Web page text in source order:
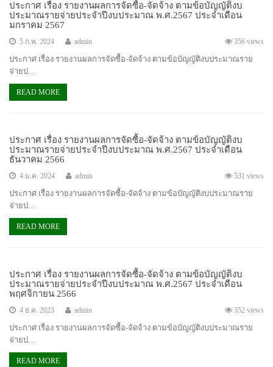
ประกาศ เรื่อง รายงานผลการจัดซื้อ-จัดจ้าง ตามข้อบัญญัติงบ
ประมาณรายจ่ายประจำปีงบประมาณ พ.ศ.2567 ประจำเดือน
มกราคม 2567
5 ก.พ. 2024 356 views
admin
ประกาศ เรื่อง รายงานผลการจัดซื้อ-จัดจ้าง ตามข้อบัญญัติงบประมาณราย
จ่ายป…
READ MORE
ประกาศ เรื่อง รายงานผลการจัดซื้อ-จัดจ้าง ตามข้อบัญญัติงบ
ประมาณรายจ่ายประจำปีงบประมาณ พ.ศ.2567 ประจำเดือน
ธันวาคม 2566
4 ม.ค. 2024 531 views
admin
ประกาศ เรื่อง รายงานผลการจัดซื้อ-จัดจ้าง ตามข้อบัญญัติงบประมาณราย
จ่ายป…
READ MORE
ประกาศ เรื่อง รายงานผลการจัดซื้อ-จัดจ้าง ตามข้อบัญญัติงบ
ประมาณรายจ่ายประจำปีงบประมาณ พ.ศ.2567 ประจำเดือน
พฤศจิกายน 2566
4 ธ.ค. 2023 352 views
admin
ประกาศ เรื่อง รายงานผลการจัดซื้อ-จัดจ้าง ตามข้อบัญญัติงบประมาณราย
จ่ายป…
READ MORE